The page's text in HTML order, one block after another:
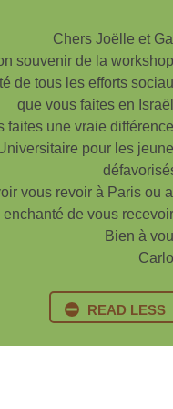
Chers Joëlle et
souvenir de la
de tous les efforts
que vous faites en
faites une vraie
pour les
vous revoir à Paris ou
de vous
Bien à
READ LESS